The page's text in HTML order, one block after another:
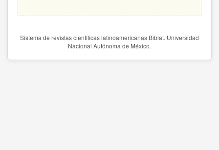
Sistema de revistas científicas latinoamericanas Biblat. Universidad
Nacional Autónoma de México.